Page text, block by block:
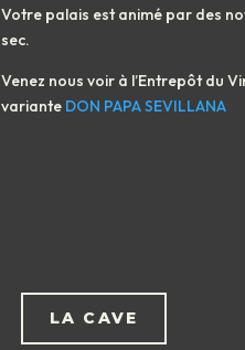
Votre palais est animé par des
sec.
Venez nous voir à l’Entrepôt du
variante DON PAPA SEVILLANA
LA CAVE